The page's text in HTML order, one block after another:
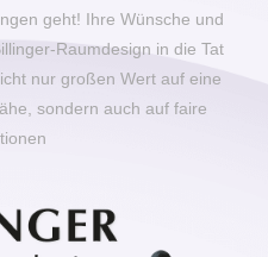
geht! Ihre Wünsche und
Raumdesign in die Tat
nur großen Wert auf eine
sondern auch auf faire